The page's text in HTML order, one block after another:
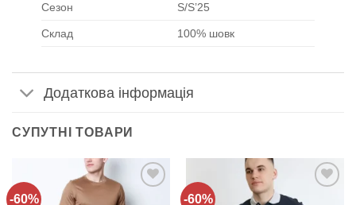
Сезон S/S’25
Склад 100% шовк
Додаткова інформація
СУПУТНІ ТОВАРИ
-60%
Додати
-60%